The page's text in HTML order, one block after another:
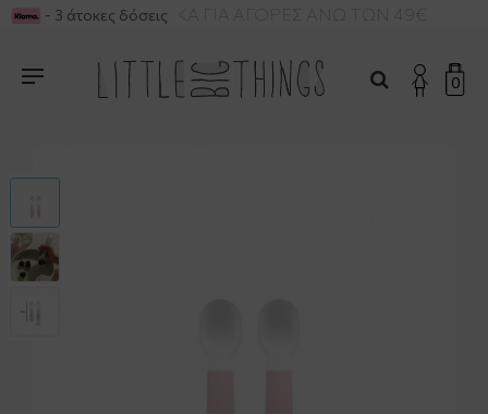
ΜΕΤΑΦΟΡΙΚΑ ΓΙΑ ΑΓΟΡΕΣ ΑΝΩ ΤΩΝ 49€
- 3 άτοκες δόσεις
0